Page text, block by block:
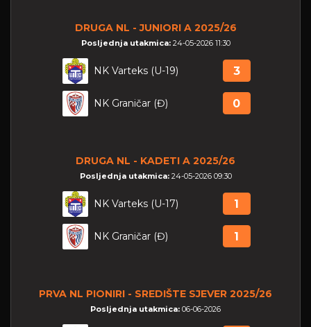
DRUGA NL - JUNIORI A 2025/26
Posljednja utakmica: 24-05-2026 11:30
NK Varteks (U-19) 3
NK Graničar (Đ) 0
DRUGA NL - KADETI A 2025/26
Posljednja utakmica: 24-05-2026 09:30
NK Varteks (U-17) 1
NK Graničar (Đ) 1
PRVA NL PIONIRI - SREDIŠTE SJEVER 2025/26
Posljednja utakmica: 06-06-2026